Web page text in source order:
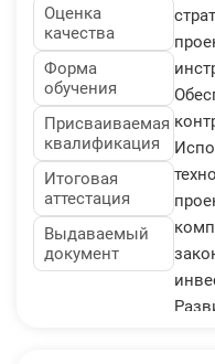
Оценка
качества
Форма
обучения
Присваиваемая
квалификация
Итоговая
аттестация
Выдаваемый
документ